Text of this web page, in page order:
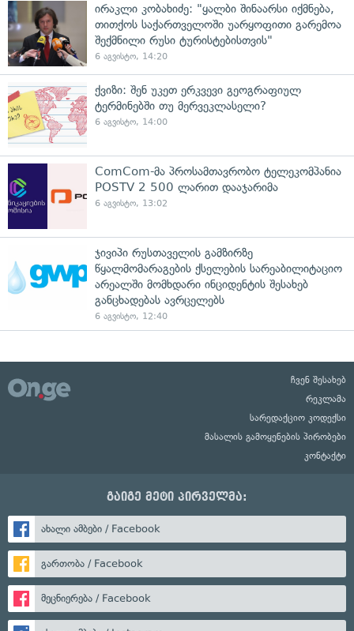
ირაკლი კობახიძე: "ყალბი შინაარსი იქმნება,
თითქოს საქართველოში უარყოფითი გარემოა
შექმნილი რუსი ტურისტებისთვის"
6 აგვისტო, 14:20
ქვიზი: შენ უკეთ ერკვევი გეოგრაფიულ
ტერმინებში თუ მერვეკლასელი?
6 აგვისტო, 14:00
ComCom-მა პროსამთავრობო ტელეკომპანია
POSTV 2 500 ლარით დააჯარიმა
6 აგვისტო, 13:02
ჯივიპი რუსთაველის გამზირზე
წყალმომარაგების ქსელების სარეაბილიტაციო
არეალში მომხდარი ინციდენტის შესახებ
განცხადებას ავრცელებს
6 აგვისტო, 12:40
ჩვენ შესახებ
რეკლამა
სარედაქციო კოდექსი
მასალის გამოყენების პირობები
კონტაქტი
გაიგე მეტი პირველმა:
ახალი ამბები / Facebook
გართობა / Facebook
მეცნიერება / Facebook